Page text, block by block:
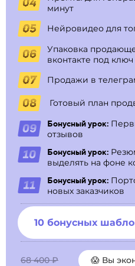
минут
Нейровидео для
Упаковка
вконтакте под ключ
Продажи в
Готовый план
Бонусный урок:
отзывов
Бонусный урок:
выделять на фоне
Бонусный урок:
новых заказчиков
.
❆
*
10 бонусных
68 400 ₽ 😱 Вы